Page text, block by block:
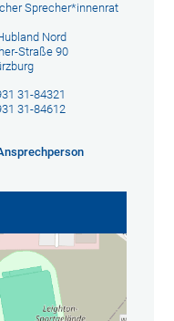
Sprecher*innenrat
Nord
Straße 90
31-84321
31-84612